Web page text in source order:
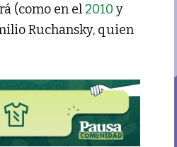
(como en el 2010 y
Ruchansky, quien